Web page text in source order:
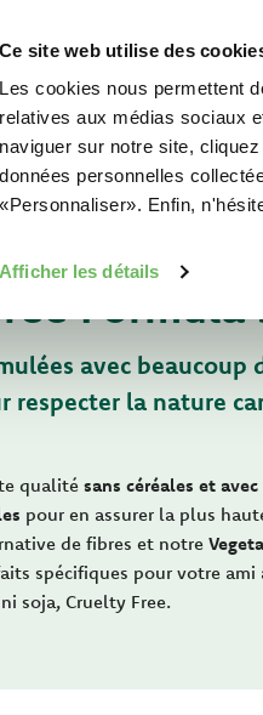
Ce site web utilise des
Les cookies nous permettent
relatives aux médias sociaux
naviguer sur notre site,
données personnelles
«Personnaliser». Enfin,
Afficher les détails
Formula
avec beaucoup
respecter la nature
qualitésans céréales et
pour en assurer la plus
de fibres et notre
spécifiques pour votre ami
soja, Cruelty Free.